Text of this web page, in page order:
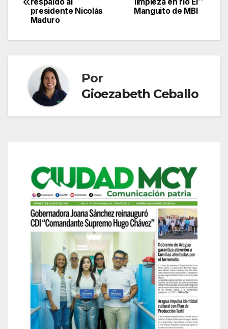
de
Manguito de MBI
presidente Nicolás
Maduro
Por
Gioezabeth Ceballo